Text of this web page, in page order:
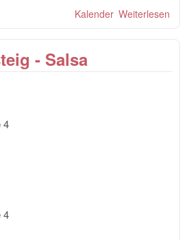
Weiterlesen
Kalender
- Salsa
4
4